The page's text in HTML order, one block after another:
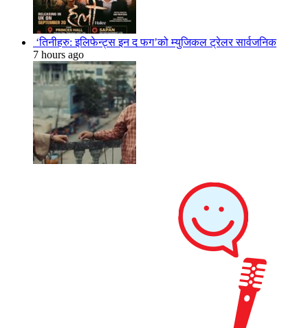
‘तिनीहरु: इलिफेन्ट्स इन द फग’को म्युजिकल ट्रेलर सार्वजनिक
7 hours ago